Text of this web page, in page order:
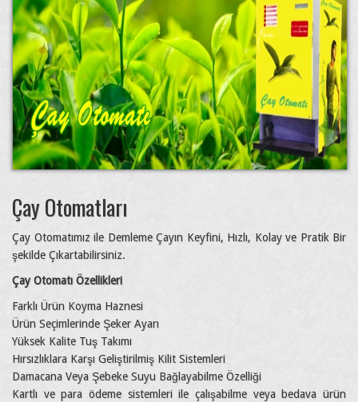
Çay Otomatları
Çay Otomatımız ile Demleme Çayın Keyfini, Hızlı, Kolay ve Pratik Bir
şekilde Çıkartabilirsiniz.
Çay Otomatı Özellikleri
Farklı Ürün Koyma Haznesi
Ürün Seçimlerinde Şeker Ayarı
Yüksek Kalite Tuş Takımı
Hırsızlıklara Karşı Geliştirilmiş Kilit Sistemleri
Damacana Veya Şebeke Suyu Bağlayabilme Özelliği
Kartlı ve para ödeme sistemleri ile çalışabilme veya bedava ürün